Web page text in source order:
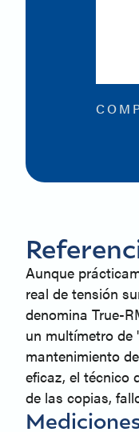
Aunque
real de tensión
denomina True-
un multímetro de
mantenimiento
eficaz, el técnico
de las copias,